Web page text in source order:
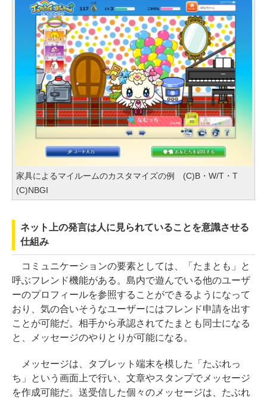
家具によるマイルームのカスタマイズの例 (C)B・W/T・T
(C)NBGI
ネット上の発言は人に見られていることを意識させる
仕組み
コミュニケーションの要素としては、「たまとも」と
呼ぶフレンド機能がある。島内で遊んでいる他のユーザ
ーのプロフィールを参照することができるようになって
おり、気の合いそうなユーザーにはフレンド申請を出す
ことが可能だ。相手から承認されてたまとも同士になる
と、メッセージのやりとりが可能になる。
メッセージは、タブレット端末を模した「たぶれっ
ち」という画面上で行い、文章やスタンプでメッセージ
を作成可能だ。送受信した個々のメッセージは、たぶれ